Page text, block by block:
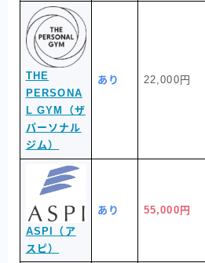
THE
PERSONA
L GYM（ザ
パーソナル
ジム）
あり 22,000円
ASPI（ア
スピ）
あり 55,000円